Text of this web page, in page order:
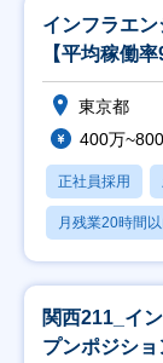
インフラエ
【平均稼働
東京都
400万
正社員採用
月残業20時間
関西211_イ
プンポジシ